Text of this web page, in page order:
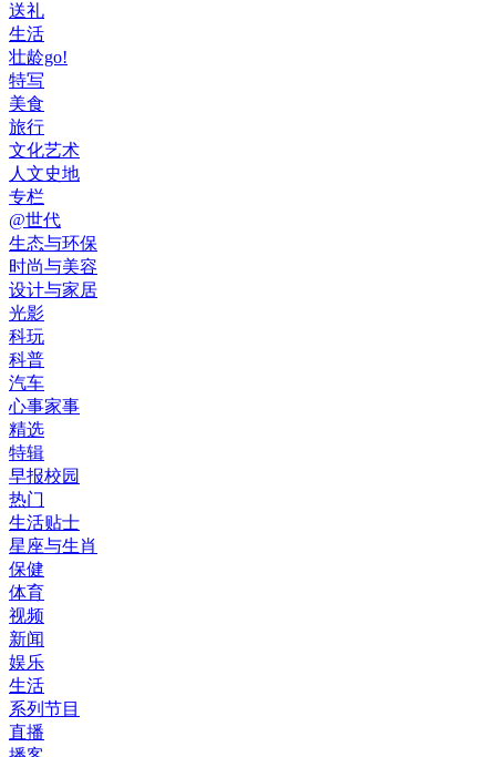
送礼
生活
壮龄go!
特写
美食
旅行
文化艺术
人文史地
专栏
@世代
生态与环保
时尚与美容
设计与家居
光影
科玩
科普
汽车
心事家事
精选
特辑
早报校园
热门
生活贴士
星座与生肖
保健
体育
视频
新闻
娱乐
生活
系列节目
直播